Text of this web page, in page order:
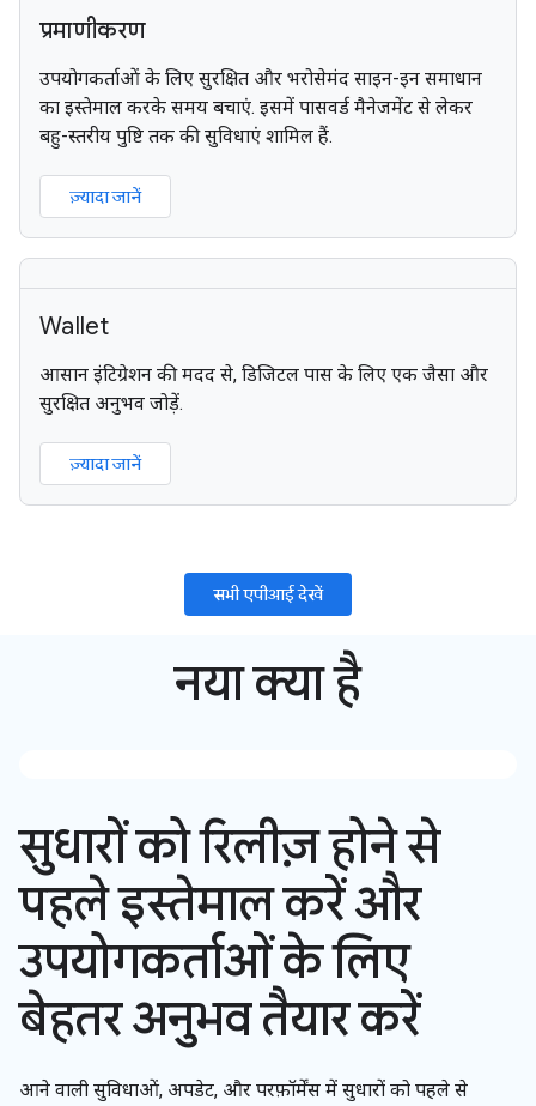
प्रमाणीकरण
उपयोगकर्ताओं के लिए सुरक्षित और भरोसेमंद साइन-इन समाधान
का इस्तेमाल करके समय बचाएं. इसमें पासवर्ड मैनेजमेंट से लेकर
बहु-स्तरीय पुष्टि तक की सुविधाएं शामिल हैं.
ज़्यादा जानें
Wallet
आसान इंटिग्रेशन की मदद से, डिजिटल पास के लिए एक जैसा और
सुरक्षित अनुभव जोड़ें.
ज़्यादा जानें
सभी एपीआई देखें
नया क्या है
सुधारों को रिलीज़ होने से
पहले इस्तेमाल करें और
उपयोगकर्ताओं के लिए
बेहतर अनुभव तैयार करें
आने वाली सुविधाओं, अपडेट, और परफ़ॉर्मेंस में सुधारों को पहले से